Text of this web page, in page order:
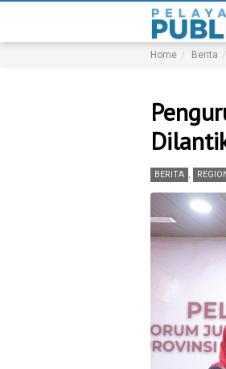
Home Berita
BERITA ,